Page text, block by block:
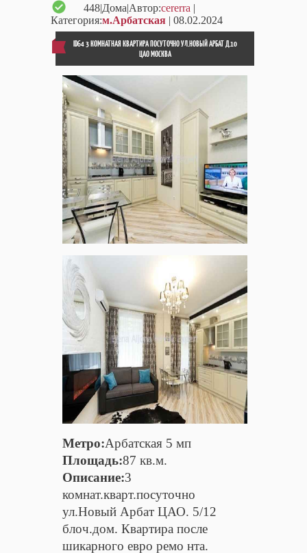
448|Дома|Автор:cererra |
Категория:м.Арбатская | 08.02.2024
ID64 3 КОМНАТНАЯ КВАРТИРА ПОСУТОЧНО УЛ.НОВЫЙ АРБАТ Д.10
ЦАО МОСКВА
Метро:Арбатская 5 мп
Площадь:87 кв.м.
Описание:3
комнат.кварт.посуточно
ул.Новый Арбат ЦАО. 5/12
блоч.дом. Квартира после
шикарного евро ремо нта.